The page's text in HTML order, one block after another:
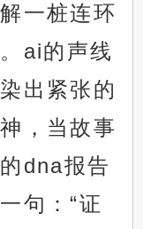
一桩连环
ai的声线
出紧张的
，当故事
dna报告
句：“证